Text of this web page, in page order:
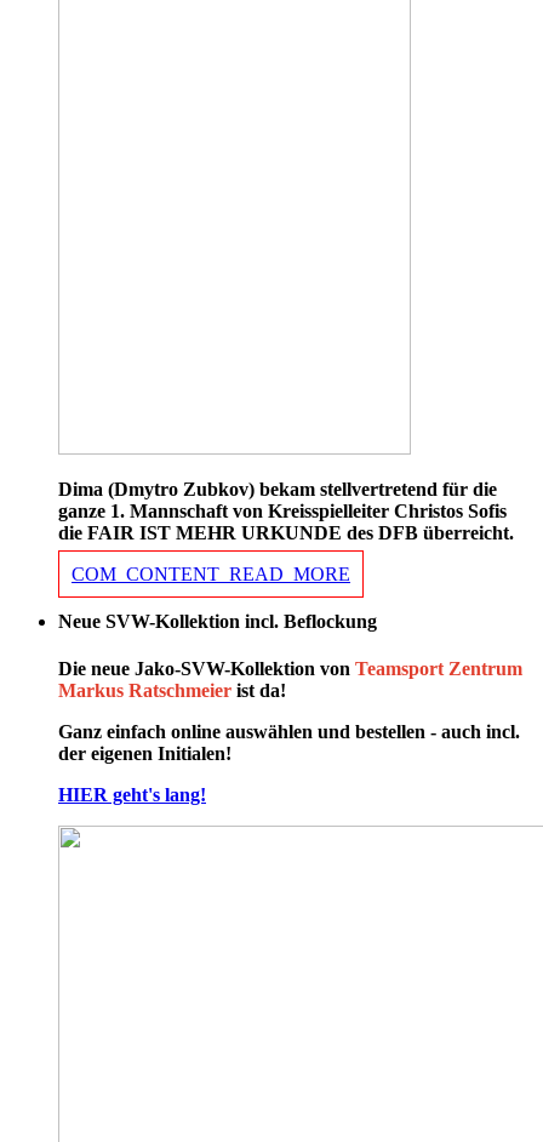
Dima (Dmytro Zubkov) bekam stellvertretend für die
ganze 1. Mannschaft von Kreisspielleiter Christos Sofis
die FAIR IST MEHR URKUNDE des DFB überreicht.
COM_CONTENT_READ_MORE
Neue SVW-Kollektion incl. Beflockung
Die neue Jako-SVW-Kollektion von Teamsport Zentrum
Markus Ratschmeier ist da!
Ganz einfach online auswählen und bestellen - auch incl.
der eigenen Initialen!
HIER geht's lang!